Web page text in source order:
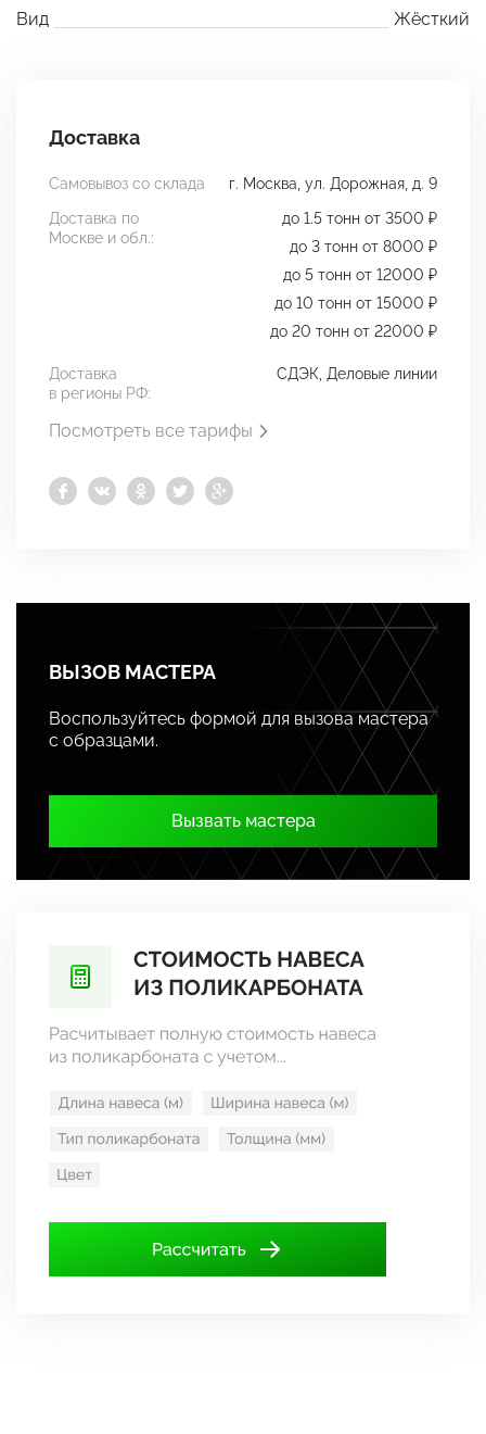
Вид
Жёсткий
Доставка
Самовывоз со склада
г. Москва, ул. Дорожная, д. 9
Доставка по
Москве и обл.:
до 1.5 тонн от 3500 ₽
до 3 тонн от 8000 ₽
до 5 тонн от 12000 ₽
до 10 тонн от 15000 ₽
до 20 тонн от 22000 ₽
Доставка
в регионы РФ:
СДЭК, Деловые линии
Посмотреть все тарифы
ВЫЗОВ МАСТЕРА
Воспользуйтесь формой для вызова мастера
с образцами.
Вызвать мастера